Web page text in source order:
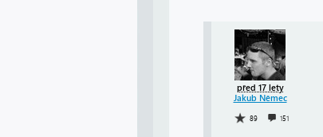
před 17 lety
Jakub Němec
89 151